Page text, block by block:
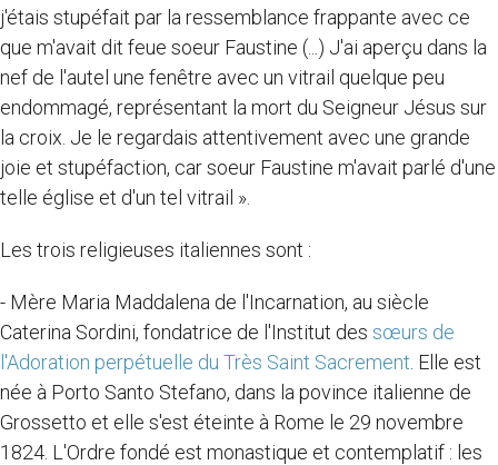
j'étais stupéfait par la ressemblance frappante avec ce
que m'avait dit feue soeur Faustine (...) J'ai aperçu dans la
nef de l'autel une fenêtre avec un vitrail quelque peu
endommagé, représentant la mort du Seigneur Jésus sur
la croix. Je le regardais attentivement avec une grande
joie et stupéfaction, car soeur Faustine m'avait parlé d'une
telle église et d'un tel vitrail ».
Les trois religieuses italiennes sont :
- Mère Maria Maddalena de l'Incarnation, au siècle
Caterina Sordini, fondatrice de l'Institut des sœurs de
l'Adoration perpétuelle du Très Saint Sacrement . Elle est
née à Porto Santo Stefano, dans la povince italienne de
Grossetto et elle s'est éteinte à Rome le 29 novembre
1824. L'Ordre fondé est monastique et contemplatif : les